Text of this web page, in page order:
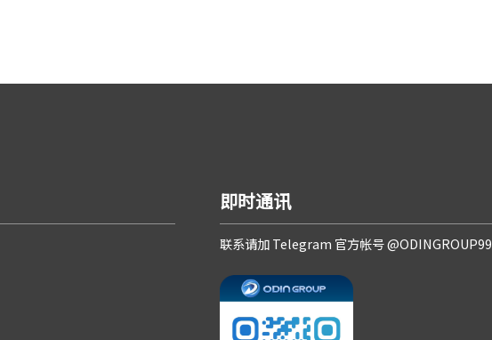
即时通讯
联系请加 Telegram 官方帐号 @ODINGROUP99